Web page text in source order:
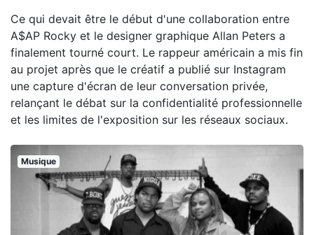
Ce qui devait être le début d'une collaboration entre
A$AP Rocky et le designer graphique Allan Peters a
finalement tourné court. Le rappeur américain a mis fin
au projet après que le créatif a publié sur Instagram
une capture d'écran de leur conversation privée,
relançant le débat sur la confidentialité professionnelle
et les limites de l'exposition sur les réseaux sociaux.
Musique